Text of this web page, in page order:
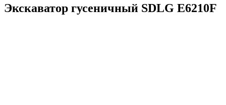
Экскаватор гусеничный SDLG E6210F